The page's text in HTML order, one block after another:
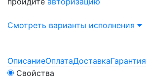
Смотреть варианты исполнения
ОписаниеОплатаДоставкаГарантия
Свойства